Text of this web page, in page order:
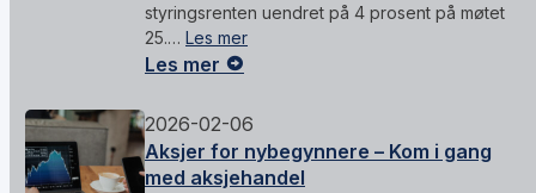
styringsrenten uendret på 4 prosent på møtet
25.… Les mer
Les mer
2026-02-06
Aksjer for nybegynnere – Kom i gang
med aksjehandel